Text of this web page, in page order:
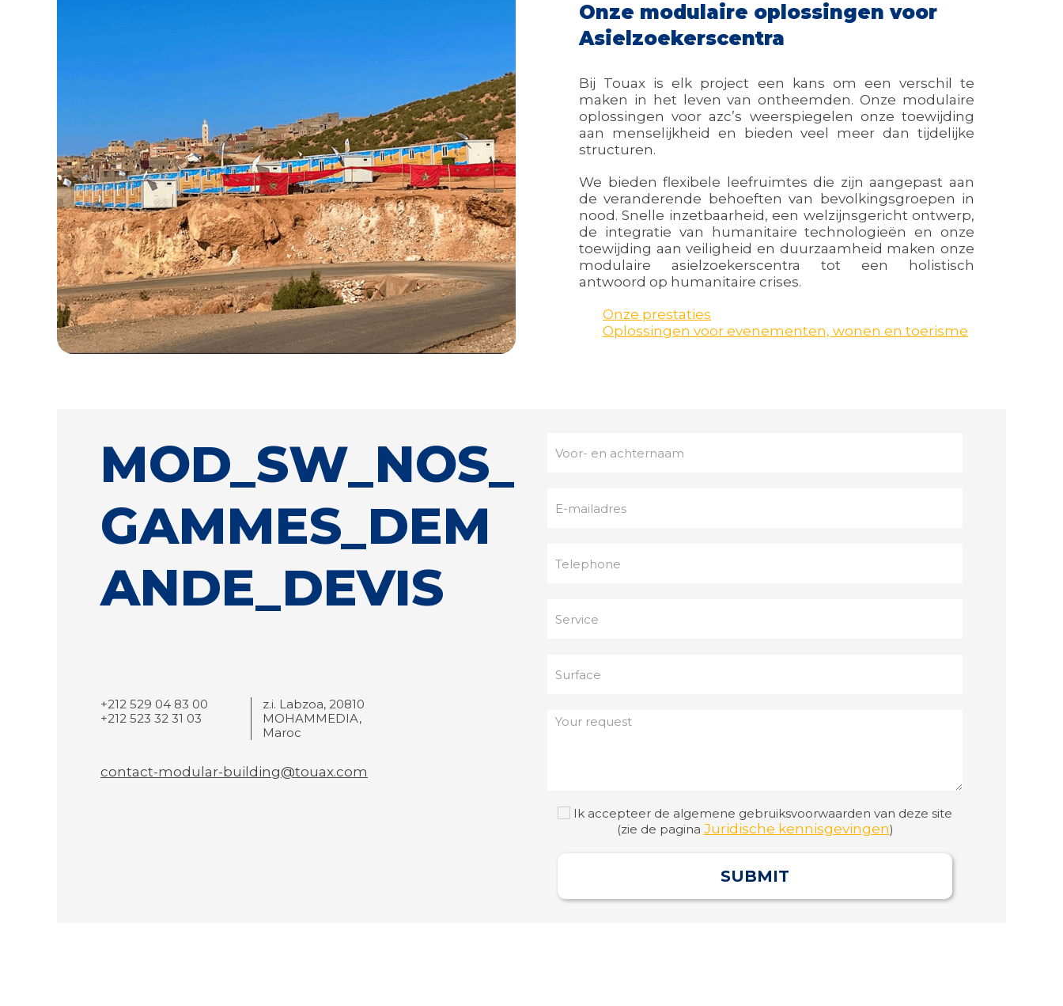
Onze modulaire oplossingen voor
Asielzoekerscentra
Bij Touax is elk project een kans om een verschil te
maken in het leven van ontheemden. Onze modulaire
oplossingen voor azc’s weerspiegelen onze toewijding
aan menselijkheid en bieden veel meer dan tijdelijke
structuren.
We bieden flexibele leefruimtes die zijn aangepast aan
de veranderende behoeften van bevolkingsgroepen in
nood. Snelle inzetbaarheid, een welzijnsgericht ontwerp,
de integratie van humanitaire technologieën en onze
toewijding aan veiligheid en duurzaamheid maken onze
modulaire asielzoekerscentra tot een holistisch
antwoord op humanitaire crises.
Onze prestaties
Oplossingen voor evenementen, wonen en toerisme
MOD_SW_NOS_
GAMMES_DEM
ANDE_DEVIS
+212 529 04 83 00
+212 523 32 31 03
z.i. Labzoa, 20810
MOHAMMEDIA,
Maroc
contact-modular-building@touax.com
Ik accepteer de algemene gebruiksvoorwaarden van deze site
(zie de pagina Juridische kennisgevingen)
SUBMIT